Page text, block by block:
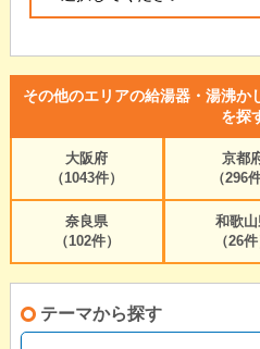
その他のエリアの給湯器・湯沸か
を探
大阪府
（1043件）
京都
（296
奈良県
（102件）
和歌
（26件
テーマから探す